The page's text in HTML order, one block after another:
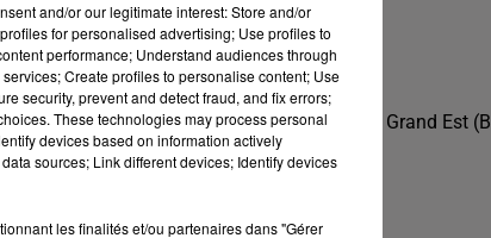
et Déplacements possibles sur le secteur Grand Est
and/or our legitimate interest: Store and/or
for personalised advertising; Use profiles to
performance; Understand audiences through
Create profiles to personalise content; Use
security, prevent and detect fraud, and fix errors;
These technologies may process personal
devices based on information actively
sources; Link different devices; Identify devices
les finalités et/ou partenaires dans "Gérer